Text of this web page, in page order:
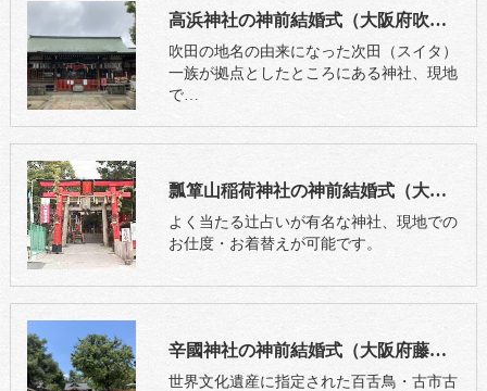
高浜神社の神前結婚式（大阪府吹田市）
吹田の地名の由来になった次田（スイタ）
一族が拠点としたところにある神社、現地
で…
瓢箪山稲荷神社の神前結婚式（大阪府東大阪市）
よく当たる辻占いが有名な神社、現地での
お仕度・お着替えが可能です。
辛國神社の神前結婚式（大阪府藤井寺市）
世界文化遺産に指定された百舌鳥・古市古